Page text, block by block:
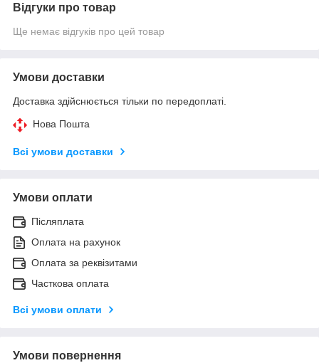
Відгуки про товар
Ще немає відгуків про цей товар
Умови доставки
Доставка здійснюється тільки по передоплаті.
Нова Пошта
Всі умови доставки
Умови оплати
Післяплата
Оплата на рахунок
Оплата за реквізитами
Часткова оплата
Всі умови оплати
Умови повернення